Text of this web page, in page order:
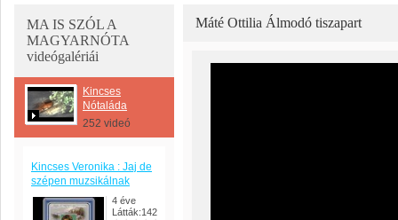
MA IS SZÓL A
MAGYARNÓTA
videógalériái
Kincses
Nótaláda
252 videó
Kincses Veronika : Jaj de
szépen muzsikálnak
4 éve
Látták:142
Máté Ottilia Álmodó tiszapart